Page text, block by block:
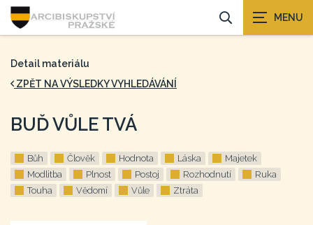
Detail materiálu
ZPĚT NA VÝSLEDKY VYHLEDÁVÁNÍ
BUĎ VŮLE TVÁ
Bůh Člověk Hodnota Láska
Majetek
Modlitba
Plnost Postoj Rozhodnutí
Ruka
Touha
Vědomí Vůle Ztráta